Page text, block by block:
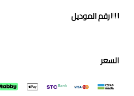
رقم الموديل
السعر